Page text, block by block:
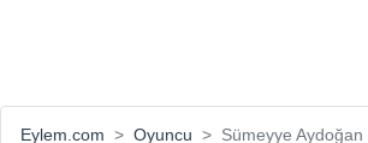
Eylem.com Oyuncu Sümeyye Aydoğan